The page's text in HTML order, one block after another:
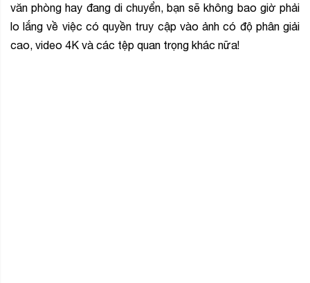
văn phòng hay đang di chuyển, bạn sẽ không bao giờ phải
lo lắng về việc có quyền truy cập vào ảnh có độ phân giải
cao, video 4K và các tệp quan trọng khác nữa!